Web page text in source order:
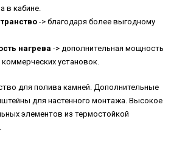
в кабине.
-> благодаря более выгодному
нагрева -> дополнительная мощность
установок.
для полива камней. Дополнительные
для настенного монтажа. Высокое
элементов из термостойкой